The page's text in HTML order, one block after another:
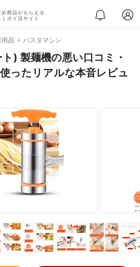
め商品がもらえる
ミポイ活サイト
品 パスタマシン
) 製麺機の悪い口コミ・
ったリアルな本音レビュ